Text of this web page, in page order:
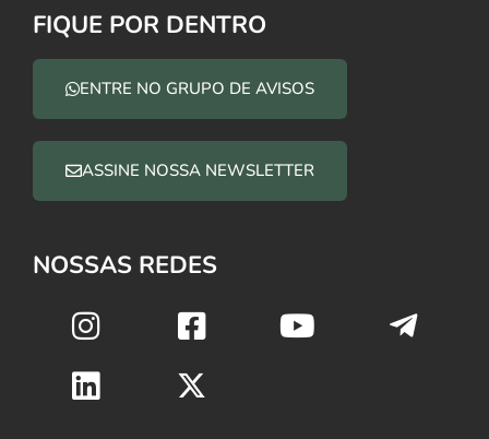
FIQUE POR DENTRO
ENTRE NO GRUPO DE AVISOS
ASSINE NOSSA NEWSLETTER
NOSSAS REDES